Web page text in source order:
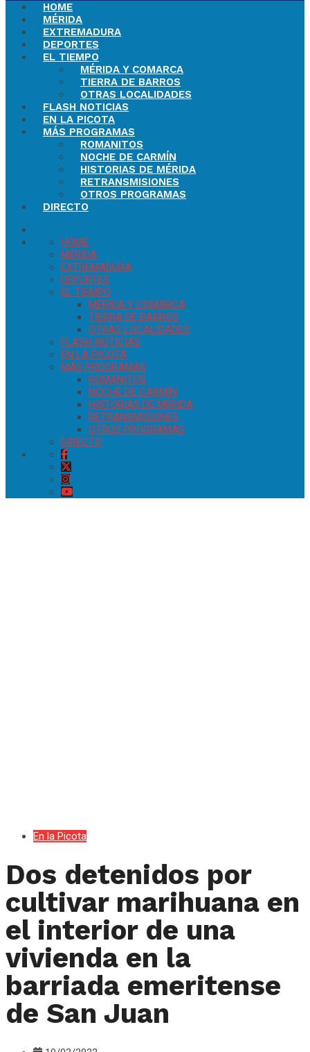
HOME
MÉRIDA
EXTREMADURA
DEPORTES
EL TIEMPO
MÉRIDA Y COMARCA
TIERRA DE BARROS
OTRAS LOCALIDADES
FLASH NOTICIAS
EN LA PICOTA
MÁS PROGRAMAS
ROMANITOS
NOCHE DE CARMÍN
HISTORIAS DE MÉRIDA
RETRANSMISIONES
OTROS PROGRAMAS
DIRECTO
HOME
MÉRIDA
EXTREMADURA
DEPORTES
EL TIEMPO
MÉRIDA Y COMARCA
TIERRA DE BARROS
OTRAS LOCALIDADES
FLASH NOTICIAS
EN LA PICOTA
MÁS PROGRAMAS
ROMANITOS
NOCHE DE CARMÍN
HISTORIAS DE MÉRIDA
RETRANSMISIONES
OTROS PROGRAMAS
DIRECTO
En la Picota
Dos detenidos por
cultivar marihuana en
el interior de una
vivienda en la
barriada emeritense
de San Juan